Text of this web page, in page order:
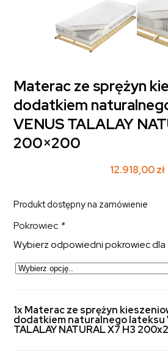
Materac ze sprężyn
dodatkiem
VENUS TALALAY
200×200
12.918,00zł
Produkt dostępny na zamówienie
Pokrowiec *
Wybierz odpowiedni pokrowiec
1x Materac ze sprężyn
dodatkiem naturalnego lateksu
TALALAY NATURAL X7 H3